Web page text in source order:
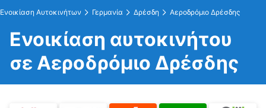
Ενοικίαση Αυτοκινήτων Γερμανία Δρέσδη Αεροδρόμιο Δρέσδης
Ενοικίαση αυτοκινήτου
σε Αεροδρόμιο Δρέσδης